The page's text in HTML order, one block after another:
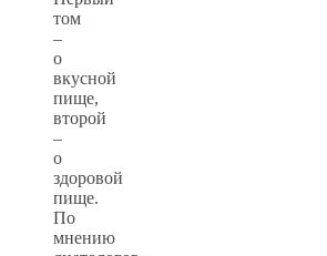
том
–
о
вкусной
пище,
второй
–
о
здоровой
пище.
По
мнению